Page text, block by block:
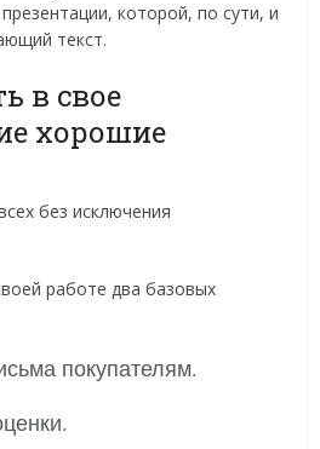
которой, по сути, и
текст.
в свое
хорошие
без исключения
работе два базовых
покупателям.